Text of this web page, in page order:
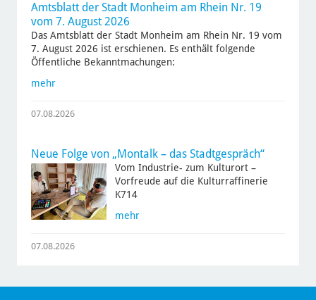
Amtsblatt der Stadt Monheim am Rhein Nr. 19
vom 7. August 2026
Das Amtsblatt der Stadt Monheim am Rhein Nr. 19 vom
7. August 2026 ist erschienen. Es enthält folgende
Öffentliche Bekanntmachungen:
mehr
07.08.2026
Neue Folge von „Montalk – das Stadtgespräch“
Vom Industrie- zum Kulturort –
Vorfreude auf die Kulturraffinerie
K714
mehr
07.08.2026